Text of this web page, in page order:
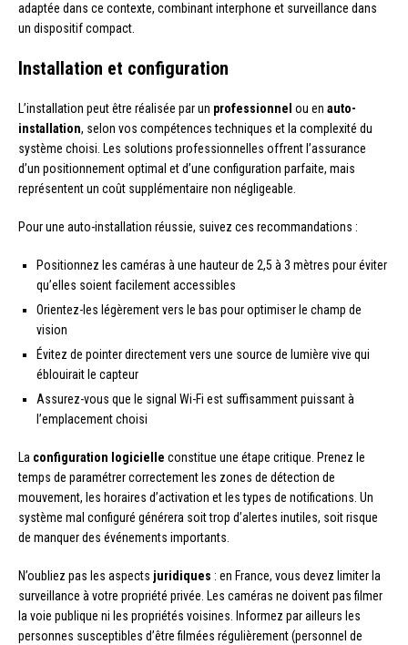
adaptée dans ce contexte, combinant interphone et surveillance dans
un dispositif compact.
Installation et configuration
L’installation peut être réalisée par un professionnel ou en auto-
installation, selon vos compétences techniques et la complexité du
système choisi. Les solutions professionnelles offrent l’assurance
d’un positionnement optimal et d’une configuration parfaite, mais
représentent un coût supplémentaire non négligeable.
Pour une auto-installation réussie, suivez ces recommandations :
Positionnez les caméras à une hauteur de 2,5 à 3 mètres pour éviter
qu’elles soient facilement accessibles
Orientez-les légèrement vers le bas pour optimiser le champ de
vision
Évitez de pointer directement vers une source de lumière vive qui
éblouirait le capteur
Assurez-vous que le signal Wi-Fi est suffisamment puissant à
l’emplacement choisi
La configuration logicielle constitue une étape critique. Prenez le
temps de paramétrer correctement les zones de détection de
mouvement, les horaires d’activation et les types de notifications. Un
système mal configuré générera soit trop d’alertes inutiles, soit risque
de manquer des événements importants.
N’oubliez pas les aspects juridiques : en France, vous devez limiter la
surveillance à votre propriété privée. Les caméras ne doivent pas filmer
la voie publique ni les propriétés voisines. Informez par ailleurs les
personnes susceptibles d’être filmées régulièrement (personnel de